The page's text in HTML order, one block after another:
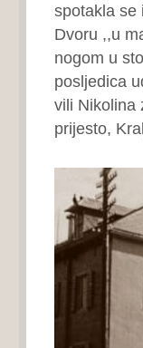
spotakla se
Dvoru ,,u
nogom u
posljedica
vili Nikolina
prijesto,